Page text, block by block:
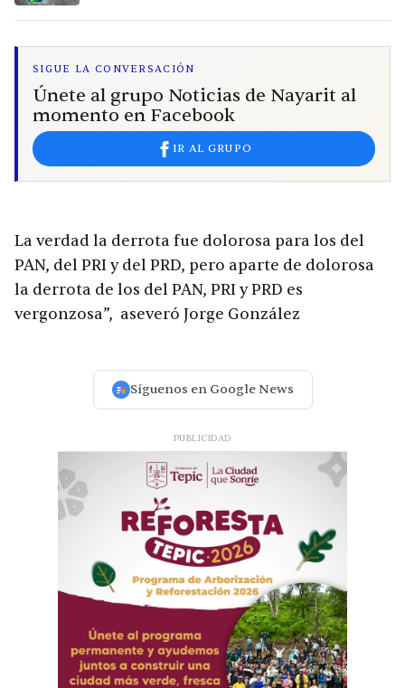
SIGUE LA CONVERSACIÓN
Únete al grupo Noticias de Nayarit al
momento en Facebook
IR AL GRUPO
La verdad la derrota fue dolorosa para los del
PAN, del PRI y del PRD, pero aparte de dolorosa
la derrota de los del PAN, PRI y PRD es
vergonzosa”, aseveró Jorge González
Síguenos en Google News
PUBLICIDAD